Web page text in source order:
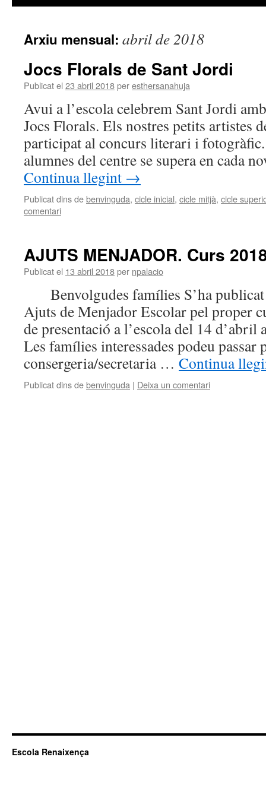
Arxiu mensual: abril de 2018
Jocs Florals de Sant Jordi
Publicat el 23 abril 2018peresthersanahuja
Avui a l’escola celebrem Sant Jordi
Jocs Florals. Els nostres petits artistes
participat al concurs literari i
alumnes del centre se supera en cada
Continua llegint →
Publicat dins debenvinguda, cicle inicial, cicle mitjà, cicle
comentari
AJUTS MENJADOR. Curs
Publicat el 13 abril 2018per npalacio
Benvolgudes famílies S’ha publicat
Ajuts de Menjador Escolar pel proper
de presentació a l’escola del 14 d’abril
Les famílies interessades podeu passar
consergeria/secretaria … Continua
Publicat dins debenvinguda | Deixa un comentari
Escola Renaixença